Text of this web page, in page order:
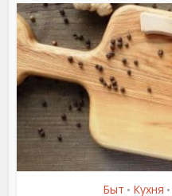
Быт • Кухня •